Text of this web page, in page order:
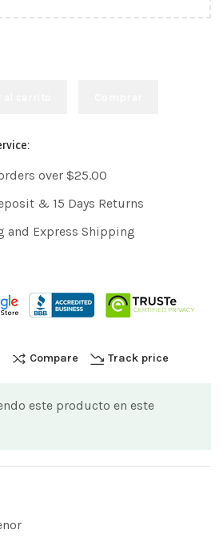
over $25.00
& 15 Days Returns
and Express Shipping
Compare Track price
este producto en este